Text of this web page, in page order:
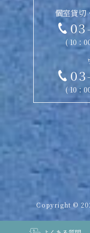
個室貸切
( 10：
( 10：
Copyright ©